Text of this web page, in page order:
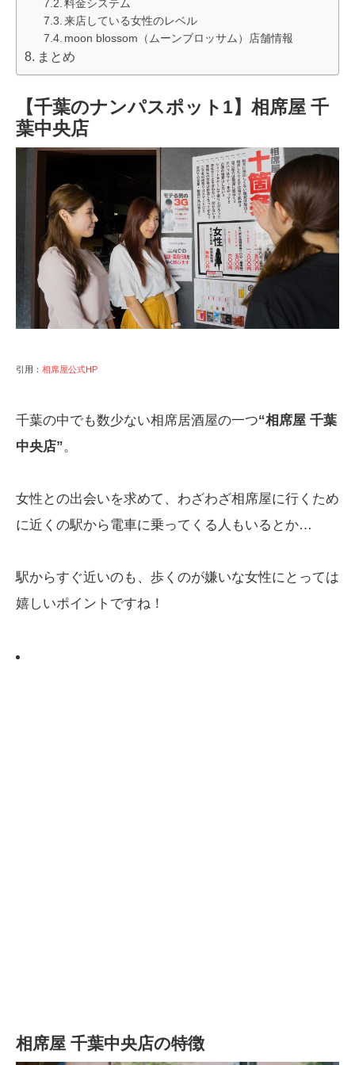
料金システム
来店している女性のレベル
moon blossom（ムーンブロッサム）店舗情報
まとめ
【千葉のナンパスポット1】相席屋 千
葉中央店
引用： 相席屋公式HP
千葉の中でも数少ない相席居酒屋の一つ“相席屋 千葉
中央店”。
女性との出会いを求めて、わざわざ相席屋に行くため
に近くの駅から電車に乗ってくる人もいるとか…
駅からすぐ近いのも、歩くのが嫌いな女性にとっては
嬉しいポイントですね！
相席屋 千葉中央店の特徴